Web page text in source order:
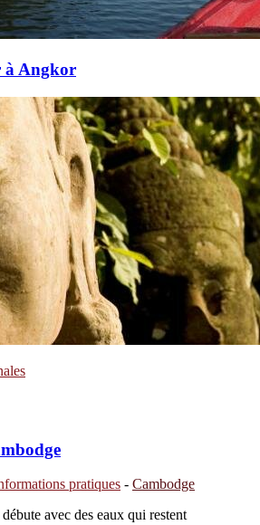
à Angkor
pratiques - Cambodge
avec des eaux qui restent